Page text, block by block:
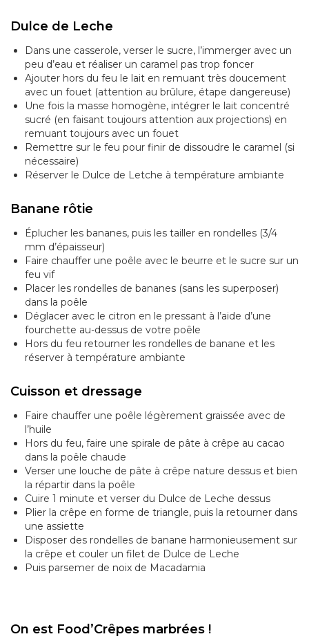
Dulce de Leche
Dans une casserole, verser le sucre, l’immerger avec un
peu d’eau et réaliser un caramel pas trop foncer
Ajouter hors du feu le lait en remuant très doucement
avec un fouet (attention au brûlure, étape dangereuse)
Une fois la masse homogène, intégrer le lait concentré
sucré (en faisant toujours attention aux projections) en
remuant toujours avec un fouet
Remettre sur le feu pour finir de dissoudre le caramel (si
nécessaire)
Réserver le Dulce de Letche à température ambiante
Banane rôtie
Éplucher les bananes, puis les tailler en rondelles (3/4
mm d’épaisseur)
Faire chauffer une poêle avec le beurre et le sucre sur un
feu vif
Placer les rondelles de bananes (sans les superposer)
dans la poêle
Déglacer avec le citron en le pressant à l’aide d’une
fourchette au-dessus de votre poêle
Hors du feu retourner les rondelles de banane et les
réserver à température ambiante
Cuisson et dressage
Faire chauffer une poêle légèrement graissée avec de
l’huile
Hors du feu, faire une spirale de pâte à crêpe au cacao
dans la poêle chaude
Verser une louche de pâte à crêpe nature dessus et bien
la répartir dans la poêle
Cuire 1 minute et verser du Dulce de Leche dessus
Plier la crêpe en forme de triangle, puis la retourner dans
une assiette
Disposer des rondelles de banane harmonieusement sur
la crêpe et couler un filet de Dulce de Leche
Puis parsemer de noix de Macadamia
On est Food’Crêpes marbrées !